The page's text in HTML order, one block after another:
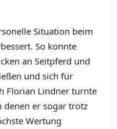
Situation beim
So konnte
an Seitpferd und
und sich für
Florian Lindner turnte
denen er sogar trotz
Wertung